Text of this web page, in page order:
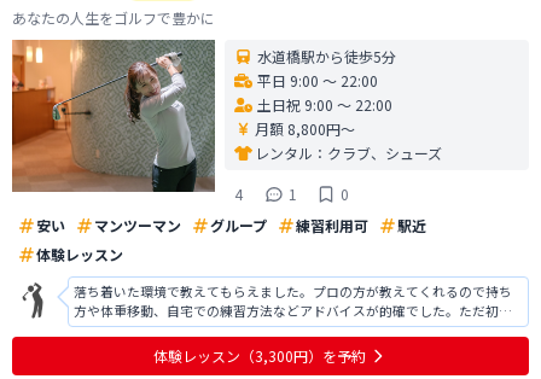
あなたの人生をゴルフで豊かに
水道橋駅から徒歩5分
平日 9:00 〜 22:00
土日祝 9:00 〜 22:00
月額 8,800円〜
レンタル： クラブ、シューズ
4
1
0
安い
マンツーマン グループ 練習利用可
駅近
体験レッスン
落ち着いた環境で教えてもらえました。プロの方が教えてくれるので持ち
方や体重移動、自宅での練習方法などアドバイスが的確でした。ただ初心
者なのでどんどん進んでいくスピードについていけず、初心者向けの施設
ではないのかなと思いました。今回は入会を見送らせていただきました
が、施設としてはとてもよいです。ありが
体験レッスン （3,300円） を予約